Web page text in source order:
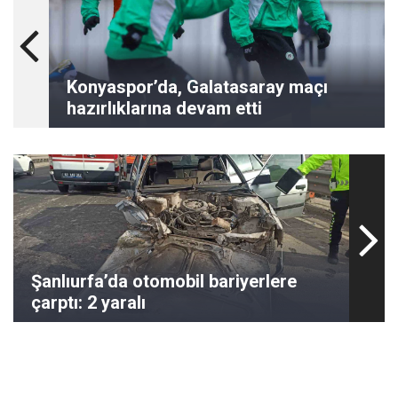
Konyaspor’da, Galatasaray maçı
hazırlıklarına devam etti
Şanlıurfa’da otomobil bariyerlere
çarptı: 2 yaralı